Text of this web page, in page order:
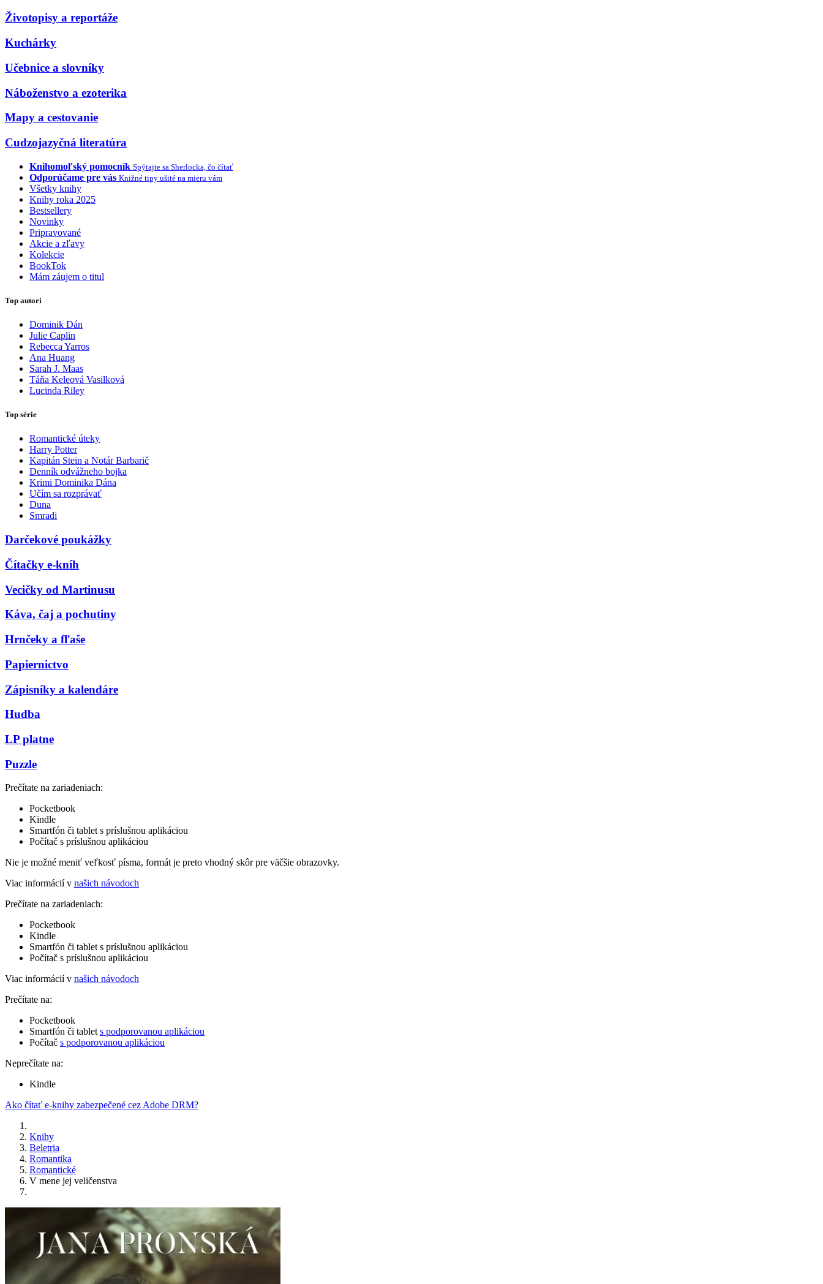
Životopisy a reportáže
Kuchárky
Učebnice a slovníky
Náboženstvo a ezoterika
Mapy a cestovanie
Cudzojazyčná literatúra
Knihomoľský pomocník Spýtajte sa Sherlocka, čo čítať
Odporúčame pre vás Knižné tipy ušité na mieru vám
Všetky knihy
Knihy roka 2025
Bestsellery
Novinky
Pripravované
Akcie a zľavy
Kolekcie
BookTok
Mám záujem o titul
Top autori
Dominik Dán
Julie Caplin
Rebecca Yarros
Ana Huang
Sarah J. Maas
Táňa Keleová Vasilková
Lucinda Riley
Top série
Romantické úteky
Harry Potter
Kapitán Stein a Notár Barbarič
Denník odvážneho bojka
Krimi Dominika Dána
Učím sa rozprávať
Duna
Smradi
Darčekové poukážky
Čítačky e-kníh
Vecičky od Martinusu
Káva, čaj a pochutiny
Hrnčeky a fľaše
Papiernictvo
Zápisníky a kalendáre
Hudba
LP platne
Puzzle
Prečítate na zariadeniach:
Pocketbook
Kindle
Smartfón či tablet s príslušnou aplikáciou
Počítač s príslušnou aplikáciou
Nie je možné meniť veľkosť písma, formát je preto vhodný skôr pre väčšie obrazovky.
Viac informácií v našich návodoch
Prečítate na zariadeniach:
Pocketbook
Kindle
Smartfón či tablet s príslušnou aplikáciou
Počítač s príslušnou aplikáciou
Viac informácií v našich návodoch
Prečítate na:
Pocketbook
Smartfón či tablet s podporovanou aplikáciou
Počítač s podporovanou aplikáciou
Neprečítate na:
Kindle
Ako čítať e-knihy zabezpečené cez Adobe DRM?
Knihy
Beletria
Romantika
Romantické
V mene jej veličenstva